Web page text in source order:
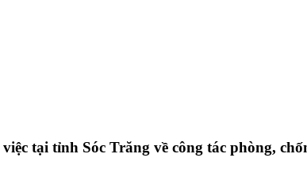
tại tỉnh Sóc Trăng về công tác phòng,